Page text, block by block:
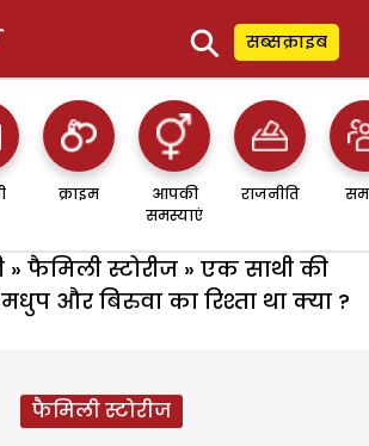
⚲ सब्सक्राइब
क्राइम
आपकी
समस्याएं
राजनीति
» फैमिली स्टोरीज » एक साथी की
और बिरुवा का रिश्ता था क्या ?
फैमिली स्टोरीज